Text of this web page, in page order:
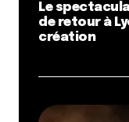
Le
de retour à
création